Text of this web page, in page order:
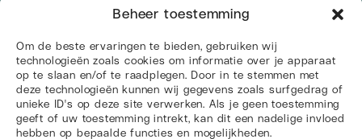
Beheer toestemming
Om de beste ervaringen te bieden, gebruiken wij
technologieën zoals cookies om informatie over je apparaat
op te slaan en/of te raadplegen. Door in te stemmen met
deze technologieën kunnen wij gegevens zoals surfgedrag of
unieke ID's op deze site verwerken. Als je geen toestemming
geeft of uw toestemming intrekt, kan dit een nadelige invloed
hebben op bepaalde functies en mogelijkheden.
Social media
© 2026 Web Wings
SitemapAlgemene voorwaardenPrivacyverklaring